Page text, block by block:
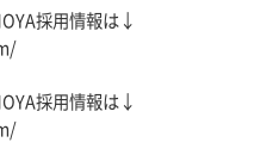
採用情報は↓
採用情報は↓